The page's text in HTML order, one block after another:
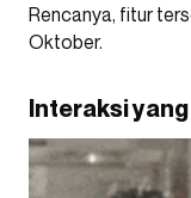
Rencanya, fitur
Oktober.
Interaksi